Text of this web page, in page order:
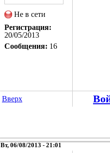
Не в сети
Регистрация:
20/05/2013
Сообщения: 16
Вверх
Вт, 06/08/2013 - 21:01